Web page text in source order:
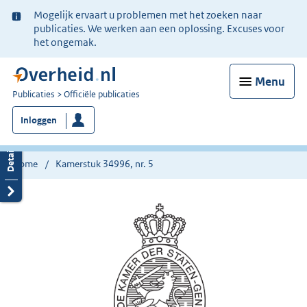
Ter
informatie:
Mogelijk ervaart u problemen met het zoeken naar
publicaties. We werken aan een oplossing. Excuses voor
het ongemak.
Menu
U
bent
nu
hier:
Publicaties Officiële publicaties
Inloggen
Home Kamerstuk 34996, nr. 5